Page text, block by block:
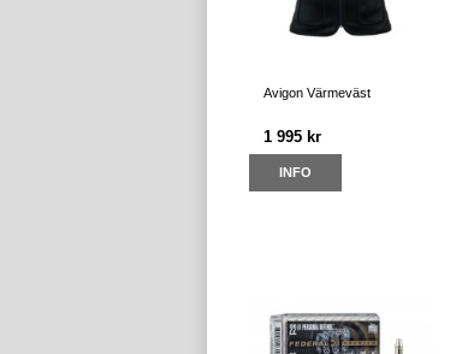
Avigon Värmeväst
1 995 kr
INFO